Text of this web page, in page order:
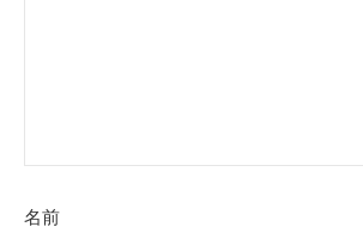
名前